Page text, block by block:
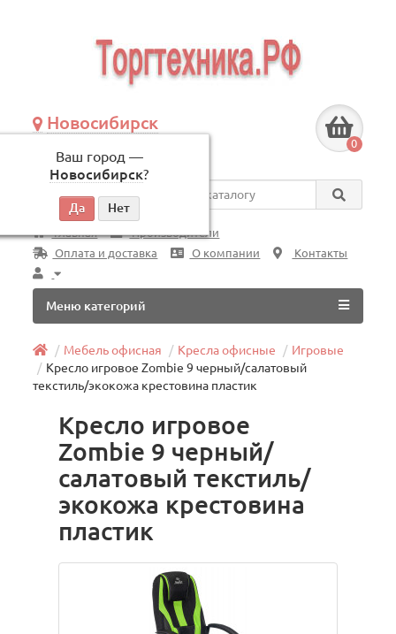
Новосибирск
Ваш город —
Новосибирск?
по будням, с 09:00 до 18:00
0
Везде
Главная
Производители
Оплата и доставка
О компании Контакты
Меню категорий
Мебель офисная Кресла офисные
Игровые
Кресло игровое Zombie 9 черный/салатовый
текстиль/экокожа крестовина пластик
Кресло игровое
Zombie 9 черный/
салатовый текстиль/
экокожа крестовина
пластик